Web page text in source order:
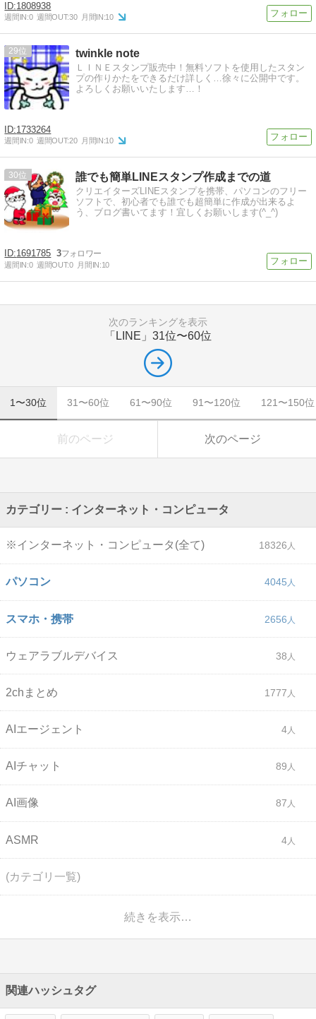
1808938
週間IN:0 週間OUT:30 月間IN:10
29 twinkle note
ＬＩＮＥスタンプ販売中！無料ソフトを使用したスタン
プの作りかたをできるだけ詳しく…徐々に公開中です。
よろしくお願いいたします…！
1733264
週間IN:0 週間OUT:20 月間IN:10
30 誰でも簡単LINEスタンプ作成までの道
クリエイターズLINEスタンプを携帯、パソコンのフリー
ソフトで、初心者でも誰でも超簡単に作成が出来るよ
う、ブログ書いてます！宜しくお願いします(^_^)
1691785 3
週間IN:0 週間OUT:0 月間IN:10
次のランキングを表示
「LINE」 31位〜60位
1〜30位 31〜60位 61〜90位 91〜120位 121〜150位
前のページ 次のページ
カテゴリー : インターネット・コンピュータ
※インターネット・コンピュータ(全て) 18326
パソコン 4045
スマホ・携帯 2656
ウェアラブルデバイス 38
2chまとめ 1777
AIエージェント 4
AIチャット 89
AI画像 87
ASMR 4
(カテゴリ一覧)
続きを表示…
関連ハッシュタグ